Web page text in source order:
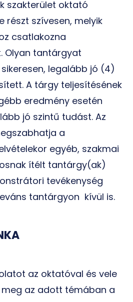
szakterület oktató
részt szívesen, melyik
csatlakozna
Olyan tantárgyat
legalább jó (4)
A tárgy teljesítésének
eredmény esetén
jó szintű tudást. Az
a
egyéb, szakmai
ítélt tantárgy(ak)
tevékenység
tantárgyon kívül is.
az oktatóval és vele
meg az adott témában a